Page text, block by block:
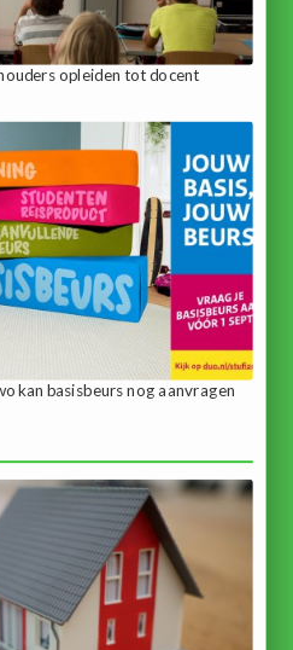
opleiden tot docent
kan basisbeurs nog aanvragen